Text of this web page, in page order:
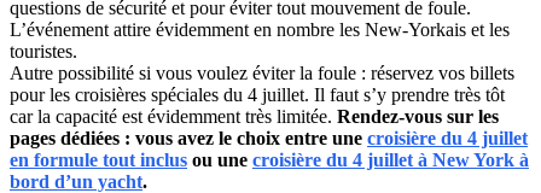
questions de sécurité et pour éviter tout mouvement de foule.
L’événement attire évidemment en nombre les New-Yorkais et les
touristes.
Autre possibilité si vous voulez éviter la foule : réservez vos billets
pour les croisières spéciales du 4 juillet. Il faut s’y prendre très tôt
car la capacité est évidemment très limitée. Rendez-vous sur les
pages dédiées : vous avez le choix entre une croisière du 4 juillet
en formule tout inclus ou une croisière du 4 juillet à New York à
bord d’un yacht.